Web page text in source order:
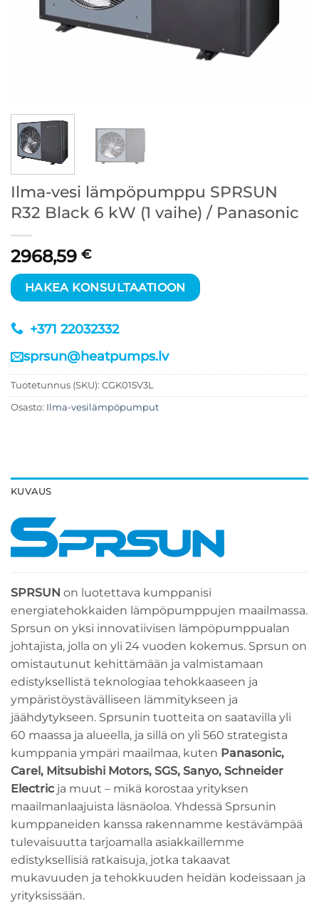
Ilma-vesi lämpöpumppu SPRSUN
R32 Black 6 kW (1 vaihe) / Panasonic
2968,59 €
HAKEA KONSULTAATIOON
+371 22032332
sprsun@heatpumps.lv
Tuotetunnus (SKU): CGK015V3L
Osasto: Ilma-vesilämpöpumput
KUVAUS
SPRSUN on luotettava kumppanisi
energiatehokkaiden lämpöpumppujen maailmassa.
Sprsun on yksi innovatiivisen lämpöpumppualan
johtajista, jolla on yli 24 vuoden kokemus. Sprsun on
omistautunut kehittämään ja valmistamaan
edistyksellistä teknologiaa tehokkaaseen ja
ympäristöystävälliseen lämmitykseen ja
jäähdytykseen. Sprsunin tuotteita on saatavilla yli
60 maassa ja alueella, ja sillä on yli 560 strategista
kumppania ympäri maailmaa, kuten Panasonic,
Carel, Mitsubishi Motors, SGS, Sanyo, Schneider
Electric ja muut – mikä korostaa yrityksen
maailmanlaajuista läsnäoloa. Yhdessä Sprsunin
kumppaneiden kanssa rakennamme kestävämpää
tulevaisuutta tarjoamalla asiakkaillemme
edistyksellisiä ratkaisuja, jotka takaavat
mukavuuden ja tehokkuuden heidän kodeissaan ja
yrityksissään.